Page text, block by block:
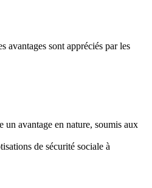
avantages sont appréciés par les
un avantage en nature, soumis aux
de sécurité sociale à